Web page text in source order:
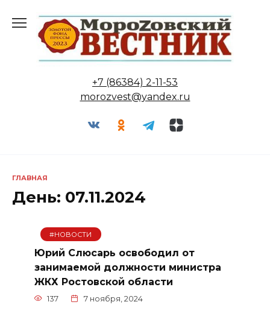
содержанию
+7 (86384) 2-11-53
morozvest@yandex.ru
ГЛАВНАЯ
День: 07.11.2024
#НОВОСТИ
Юрий Слюсарь освободил от
занимаемой должности министра
ЖКХ Ростовской области
137 7 ноября, 2024